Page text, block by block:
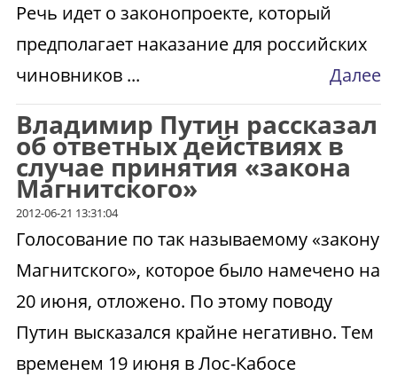
Речь идет о законопроекте, который
предполагает наказание для российских
чиновников ...
Далее
Владимир Путин рассказал
об ответных действиях в
случае принятия «закона
Магнитского»
2012-06-21 13:31:04
Голосование по так называемому «закону
Магнитского», которое было намечено на
20 июня, отложено. По этому поводу
Путин высказался крайне негативно. Тем
временем 19 июня в Лос-Кабосе